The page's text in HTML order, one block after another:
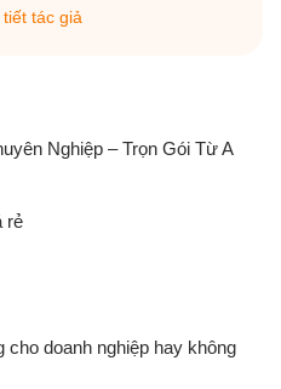
tác giả
Nghiệp – Trọn Gói Từ A
rẻ
cho doanh nghiệp hay không